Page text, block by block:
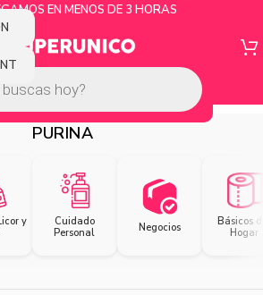
EN MENOS DE 3 HORAS
PURINA
y
Cuidado
Personal
Negocios
Básicos
Hogar